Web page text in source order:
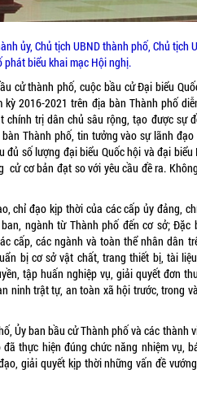
ủy, Chủ tịch UBND thành phố, Chủ tịch
phát biểu khai mạc Hội nghị.
cử thành phố, cuộc bầu cử Đại biểu
2016-2021 trên địa bàn Thành phố
trị dân chủ sâu rộng, tạo được sự
Thành phố, tin tưởng vào sự lãnh
đủ số lượng đại biểu Quốc hội và đại biểu
cử cơ bản đạt so với yêu cầu đề ra.
chỉ đạo kịp thời của các cấp ủy đảng,
ngành từ Thành phố đến cơ sở; Đặc
cấp, các ngành và toàn thể nhân dân
bị cơ sở vật chất, trang thiết bị, tài
tập huấn nghiệp vụ, giải quyết đơn
ninh trật tự, an toàn xã hội trước, trong
Ủy ban bầu cử Thành phố và các thành
thực hiện đúng chức năng nhiệm vụ,
giải quyết kịp thời những vấn đề